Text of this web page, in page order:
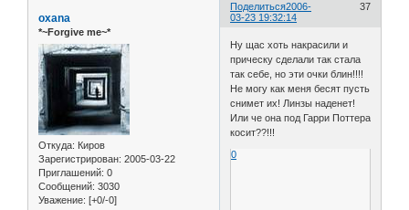
Поделиться 37
2006-
03-23 19:32:14
oxana
*~Forgive me~*
Откуда: Киров
Зарегистрирован: 2005-03-22
Приглашений: 0
Сообщений: 3030
Уважение: [+0/-0]
Ну щас хоть накрасили и
прическу сделали так стала
так себе, но эти очки блин!!!!
Не могу как меня бесят пусть
снимет их! Линзы наденет!
Или че она под Гарри Поттера
косит??!!!
0